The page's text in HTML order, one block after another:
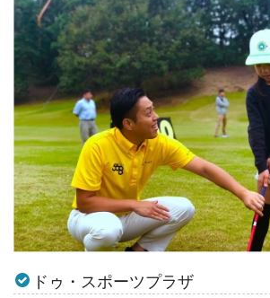
ドゥ・スポーツプラザ